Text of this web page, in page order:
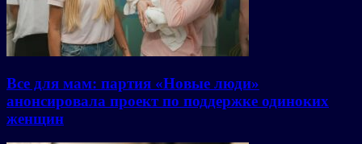
Все для мам: партия «Новые люди»
анонсировала проект по поддержке одиноких
женщин